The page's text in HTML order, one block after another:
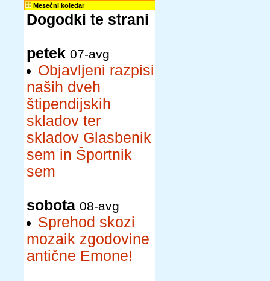
Mesečni koledar
Dogodki te strani
petek 07-avg
Objavljeni razpisi
naših dveh
štipendijskih
skladov ter
skladov Glasbenik
sem in Športnik
sem
sobota 08-avg
Sprehod skozi
mozaik zgodovine
antične Emone!